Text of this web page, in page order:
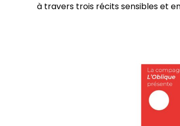
à travers trois récits sensibles et